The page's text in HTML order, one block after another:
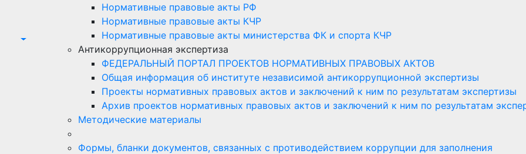
Нормативные правовые акты РФ
Нормативные правовые акты КЧР
Нормативные правовые акты министерства ФК и спорта КЧР
Антикоррупционная экспертиза
ФЕДЕРАЛЬНЫЙ ПОРТАЛ ПРОЕКТОВ НОРМАТИВНЫХ ПРАВОВЫХ АКТОВ
Общая информация об институте независимой антикоррупционной экспертизы
Проекты нормативных правовых актов и заключений к ним по результатам экспертизы
Архив проектов нормативных правовых актов и заключений к ним по результатам
Методические материалы
Формы, бланки документов, связанных с противодействием коррупции для заполнения